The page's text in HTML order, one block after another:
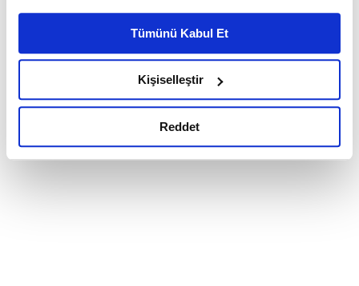
Ayarlar butonuna tıklayabilir,Çerez Bilgilendirme
Metnimizi ziyaret edebilirsiniz.
6698 sayılı Kişisel Verilerin Korunması Kanunu uyarınca
okumak ve sitemizi ziyaretiniz kapsamında
gerçekleştirilen veri işleme faaliyetleri ile ilgili daha
detaylı bilgi almak için lütfentıklayınız.
Tümünü Kabul Et
Kişiselleştir
Reddet